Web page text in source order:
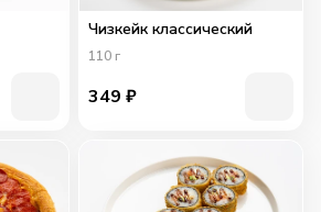
Чизкейк классический
110 г
349 ₽